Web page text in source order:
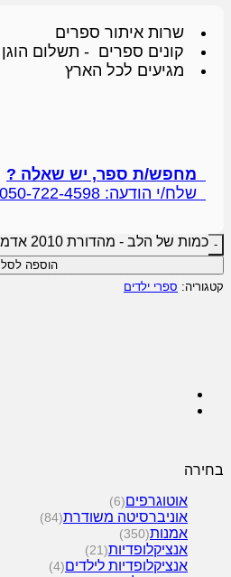
שרות איתור ספרים
קונים ספרים - תשלום הוגן
מגיעים לכל הארץ
מחפש/ת ספר, יש שאלה ?
שלח/י הודעה: 050-722-4598
כמות של הלב - מהדורת 2010 אדמונדו דה אמיצ'יס
הוספה לסל
קטגוריה: ספרי ילדים
בחירה
אוטוגרפים(6)
אוניברסיטה משודרת(84)
אמנות(350)
אנציקלופדיות(21)
אנציקלופדיות לילדים(4)